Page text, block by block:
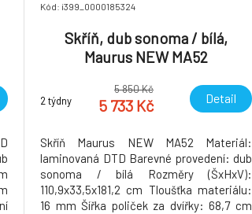
Kód: i399_0000185324
Skříň, dub sonoma / bílá,
Maurus NEW MA52
2 týdny
5 850 Kč
5 733 Kč Detail
Skříň Maurus NEW MA52 Materiál:
laminovaná DTD Barevné provedení: dub
sonoma / bílá Rozměry (ŠxHxV):
110,9x33,5x181,2 cm Tloušťka materiálu:
16 mm Šířka poliček za dvířky: 68,7 cm